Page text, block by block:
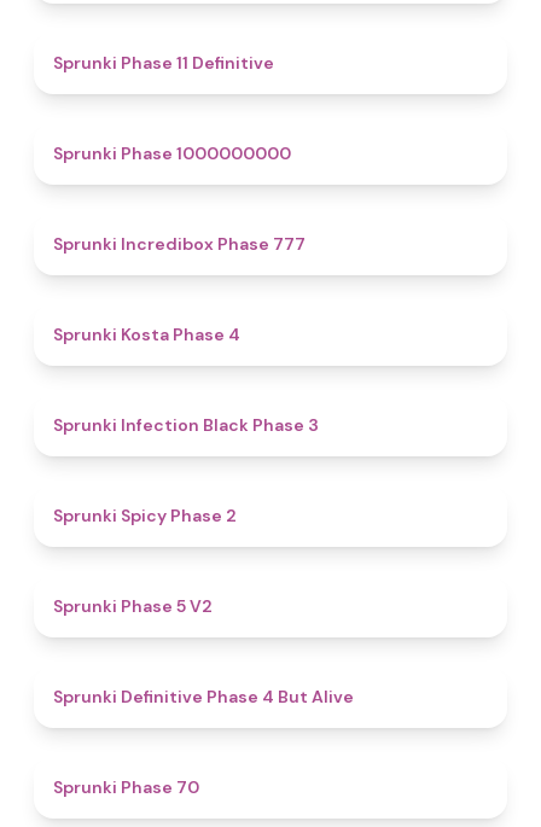
Sprunki Phase 11 Definitive
Sprunki Phase 1000000000
Sprunki Incredibox Phase 777
Sprunki Kosta Phase 4
Sprunki Infection Black Phase 3
Sprunki Spicy Phase 2
Sprunki Phase 5 V2
Sprunki Definitive Phase 4 But Alive
Sprunki Phase 70